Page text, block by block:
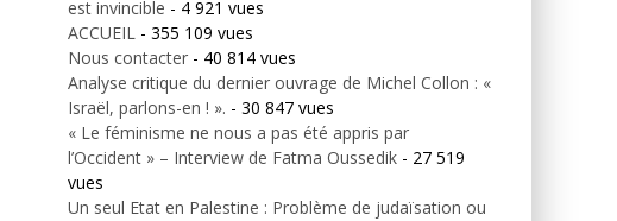
est invincible - 4 921 vues
ACCUEIL - 355 109 vues
Nous contacter - 40 814 vues
Analyse critique du dernier ouvrage de Michel Collon : «
Israël, parlons-en ! ». - 30 847 vues
« Le féminisme ne nous a pas été appris par
l’Occident » – Interview de Fatma Oussedik - 27 519
vues
Un seul Etat en Palestine : Problème de judaïsation ou